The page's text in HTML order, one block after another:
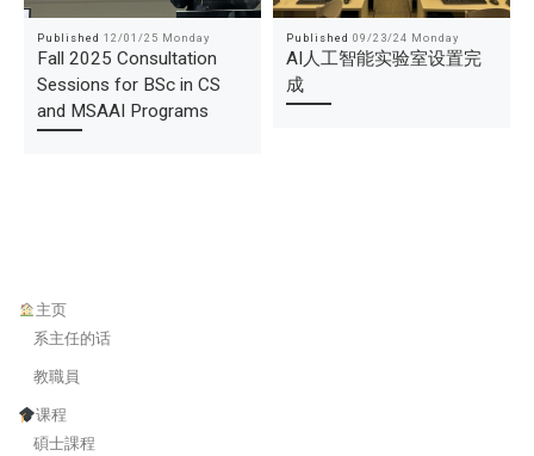
Published 12/01/25 Monday
Fall 2025 Consultation
Sessions for BSc in CS
and MSAAI Programs
Published 09/23/24 Monday
AI人工智能实验室设置完
成
主页
系主任的话
教職員
课程
碩士課程